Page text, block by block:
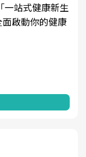
出發，透過醫
亞健康的認